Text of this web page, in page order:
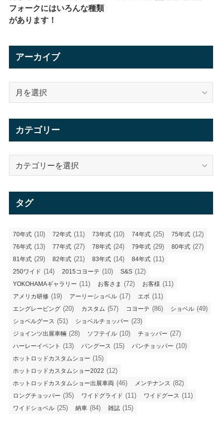
フォークにはいろんな種類
があります！
アーカイブ
カテゴリー
タグ
70年式 (10) 72年式 (11) 73年式 (10) 74年式 (25) 75年式 (12)
76年式 (13) 77年式 (27) 78年式 (24) 79年式 (29) 80年式 (27)
81年式 (29) 82年式 (21) 83年式 (14) 84年式 (11)
250ワイド (14) 2015コヨーテ (10) S&S (12)
YOKOHAMAギャラリー (11) お客さま (72) お客様 (11)
アメリカ研修 (19) アーリーショベル (17) エボ (11)
エングレービング (20) カスタム (57) コヨーテ (86) ショベル (49)
ショベルグース (51) ショベルチョッパー (23)
ジョインツ出展車輛 (28) ソフテイル (10) チョッパー (27)
ハーレーイベント (13) パングース (15) パンチョッパー (10)
ホットロッドカスタムショー (15)
ホットロッドカスタムショー2022 (12)
ホットロッドカスタムショー出展車両 (46) メンテナンス (82)
ロングチョッパー (35) ワイドグライド (11) ワイドグース (11)
ワイドショベル (25) 納車 (84) 雑誌 (15)